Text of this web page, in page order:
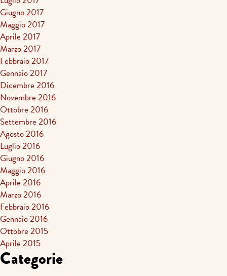
Giugno 2017
Maggio 2017
Aprile 2017
Marzo 2017
Febbraio 2017
Gennaio 2017
Dicembre 2016
Novembre 2016
Ottobre 2016
Settembre 2016
Agosto 2016
Luglio 2016
Giugno 2016
Maggio 2016
Aprile 2016
Marzo 2016
Febbraio 2016
Gennaio 2016
Ottobre 2015
Aprile 2015
Categorie